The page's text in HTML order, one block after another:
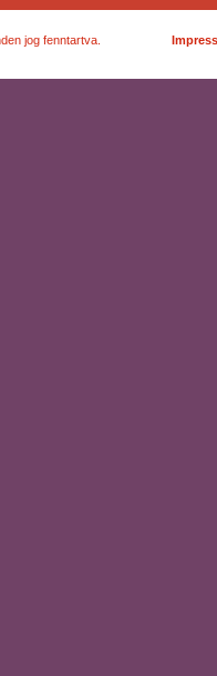
jog fenntartva.